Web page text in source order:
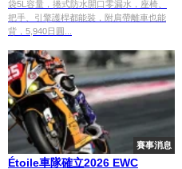
袋5L容量，捲式防水開口零漏水，座椅、
把手、引擎護桿都能裝，附肩帶離車也能
背，5,940日圓...
賽事消息
Étoile車隊確立2026 EWC